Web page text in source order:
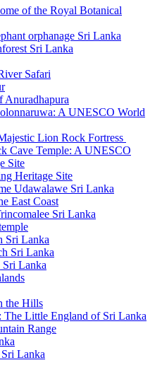
of the Royal Botanical
orphanage Sri Lanka
Sri Lanka
Safari
Anuradhapura
A UNESCO World
Lion Rock Fortress
Cave Temple: A UNESCO
Site
Heritage Site
Udawalawe Sri Lanka
East Coast
Sri Lanka
Sri Lanka
Sri Lanka
Sri Lanka
the Hills
The Little England of Sri Lanka
Range
Lanka